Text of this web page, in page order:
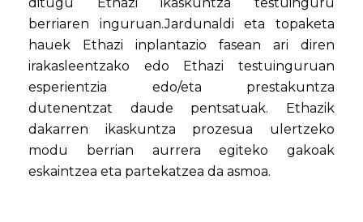
berriaren inguruan.Jardunaldi eta topaketa
hauek Ethazi inplantazio fasean ari diren
irakasleentzako edo Ethazi testuinguruan
esperientzia edo/eta prestakuntza
dutenentzat daude pentsatuak. Ethazik
dakarren ikaskuntza prozesua ulertzeko
modu berrian aurrera egiteko gakoak
eskaintzea eta partekatzea da asmoa.